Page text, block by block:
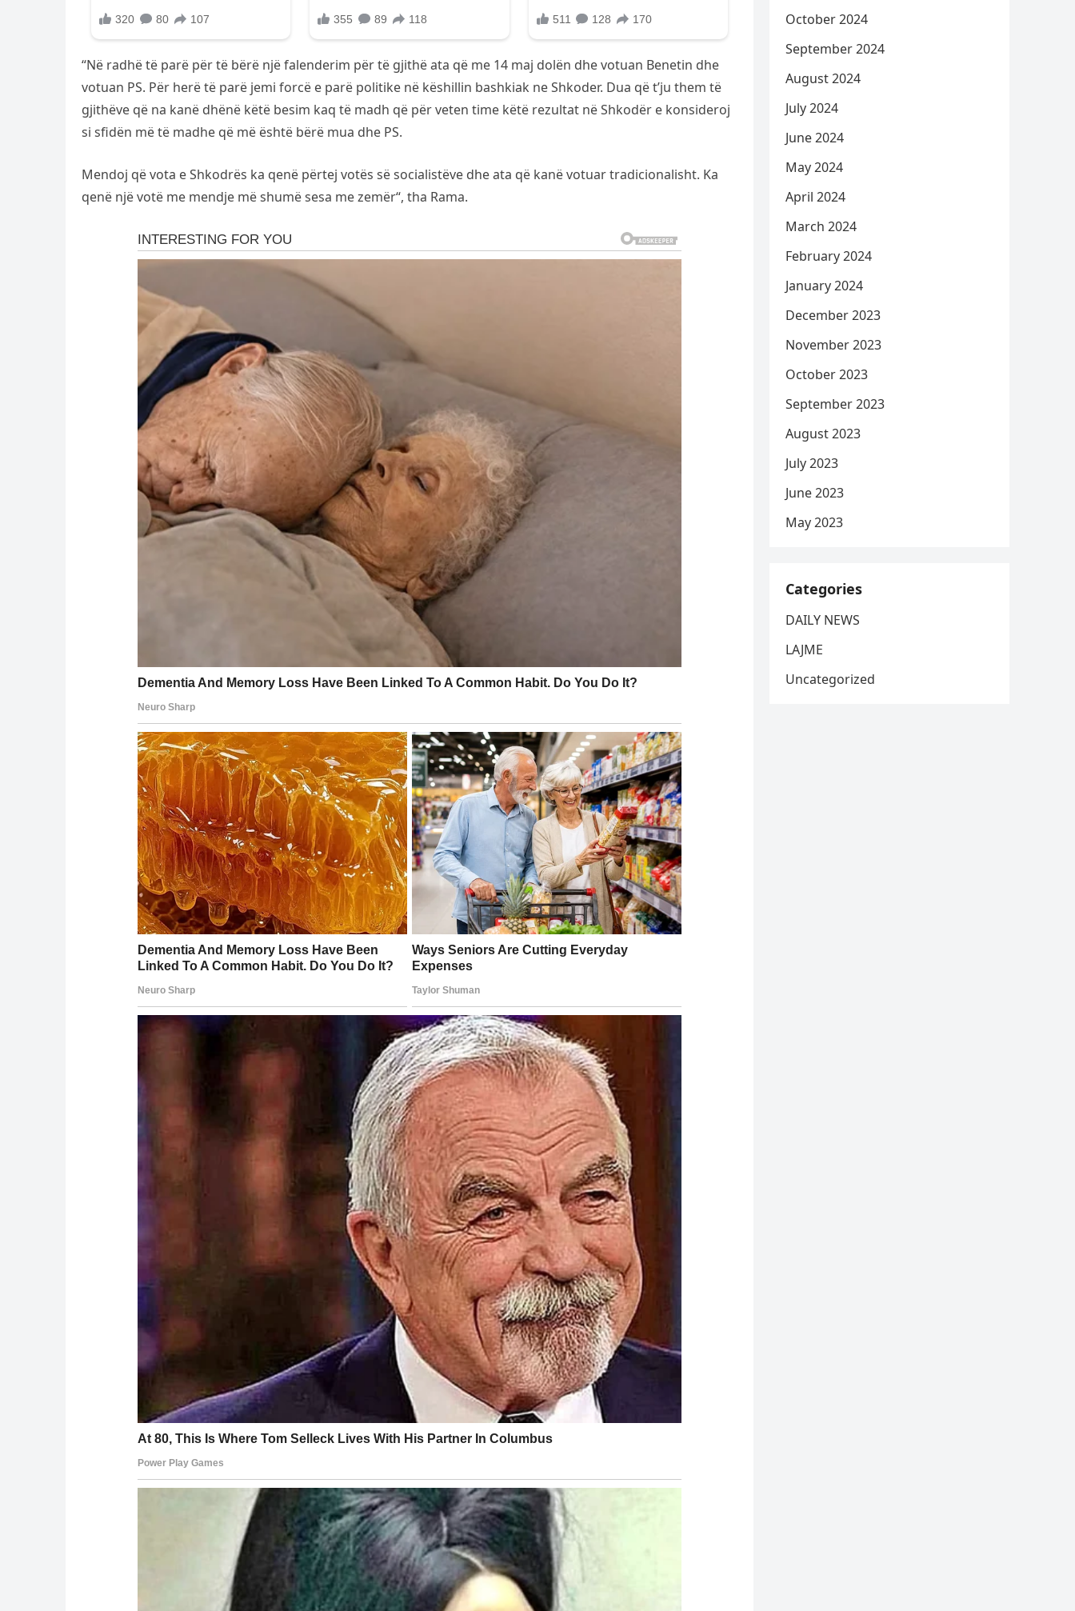
“Në radhë të parë për të bërë një falenderim për të gjithë ata që me 14 maj dolën dhe votuan Benetin dhe
votuan PS. Për herë të parë jemi forcë e parë politike në këshillin bashkiak ne Shkoder. Dua që t’ju them të
gjithëve që na kanë dhënë këtë besim kaq të madh që për veten time këtë rezultat në Shkodër e konsideroj
si sfidën më të madhe që më është bërë mua dhe PS.
Mendoj që vota e Shkodrës ka qenë përtej votës së socialistëve dhe ata që kanë votuar tradicionalisht. Ka
qenë një votë me mendje më shumë sesa me zemër“, tha Rama.
October 2024
September 2024
August 2024
July 2024
June 2024
May 2024
April 2024
March 2024
February 2024
January 2024
December 2023
November 2023
October 2023
September 2023
August 2023
July 2023
June 2023
May 2023
Categories
DAILY NEWS
LAJME
Uncategorized